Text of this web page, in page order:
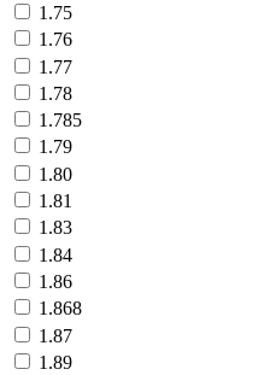
1.75
1.76
1.77
1.78
1.785
1.79
1.80
1.81
1.83
1.84
1.86
1.868
1.87
1.89